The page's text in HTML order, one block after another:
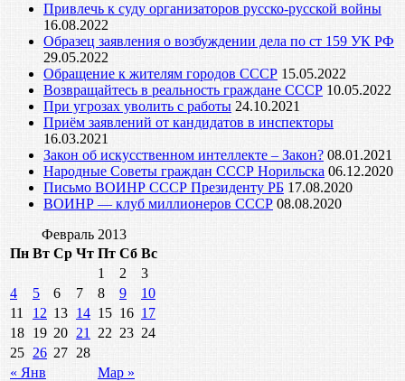
Привлечь к суду организаторов русско-русской войны
16.08.2022
Образец заявления о возбуждении дела по ст 159 УК РФ
29.05.2022
Обращение к жителям городов СССР 15.05.2022
Возвращайтесь в реальность граждане СССР 10.05.2022
При угрозах уволить с работы 24.10.2021
Приём заявлений от кандидатов в инспекторы
16.03.2021
Закон об искусственном интеллекте – Закон? 08.01.2021
Народные Советы граждан СССР Норильска 06.12.2020
Письмо ВОИНР СССР Президенту РБ 17.08.2020
ВОИНР — клуб миллионеров СССР 08.08.2020
Февраль 2013
Пн Вт Ср Чт Пт Сб Вс
« Янв Мар »
1 2
3
4
5 6 7 8 9
10
11
12 13 14 15 16 17
18 19 20 21 22 23 24
25 26 27 28